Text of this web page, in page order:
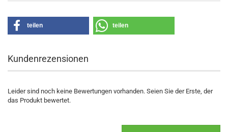
teilen teilen
Kundenrezensionen
Leider sind noch keine Bewertungen vorhanden. Seien Sie der Erste, der
das Produkt bewertet.